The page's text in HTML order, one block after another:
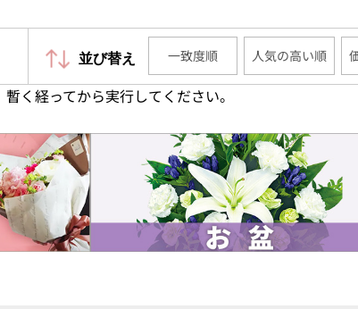
並び替え 一致度順 人気の高い順
く経ってから実行してください。